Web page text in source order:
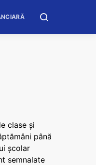
clase și
până
școlar
semnalate